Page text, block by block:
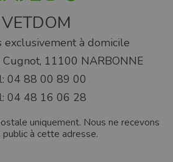
VETDOM
exclusivement à domicile
11100 NARBONNE
04 88 00 89 00
04 48 16 06 28
uniquement. Nous ne recevons
public à cette adresse.